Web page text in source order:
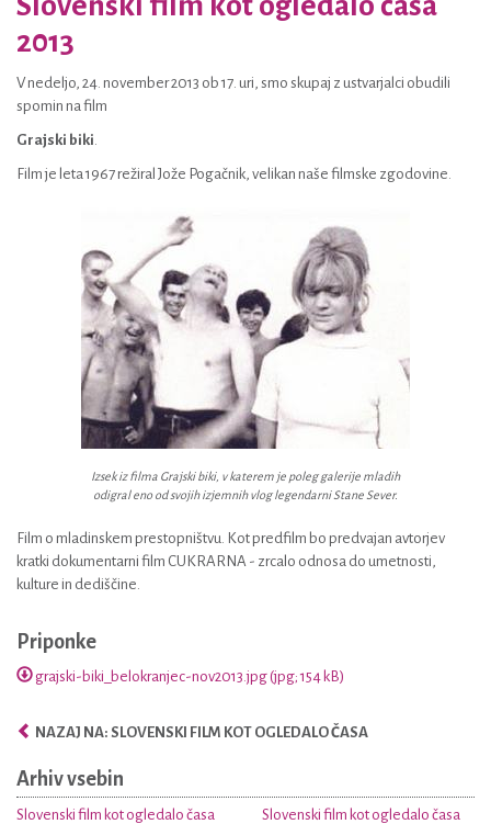
2013
V nedeljo, 24. november 2013 ob 17. uri, smo skupaj z ustvarjalci obudili
spomin na film
Grajski biki.
Film je leta 1967 režiral Jože Pogačnik, velikan naše filmske zgodovine.
Izsek iz filma Grajski biki, v katerem je poleg galerije mladih
odigral eno od svojih izjemnih vlog legendarni Stane Sever.
Film o mladinskem prestopništvu. Kot predfilm bo predvajan avtorjev
kratki dokumentarni film CUKRARNA - zrcalo odnosa do umetnosti,
kulture in dediščine.
Priponke
grajski-biki_belokranjec-nov2013.jpg (jpg; 154 kB)
NAZAJ NA: SLOVENSKI FILM KOT OGLEDALO ČASA
Arhiv vsebin
Slovenski film kot ogledalo časa
Slovenski film kot ogledalo časa